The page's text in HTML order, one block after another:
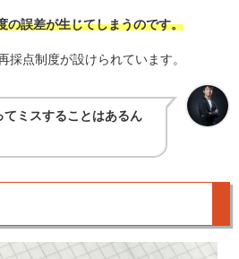
の誤差が生じてしまうのです。
採点制度が設けられています。
てミスすることはあるん